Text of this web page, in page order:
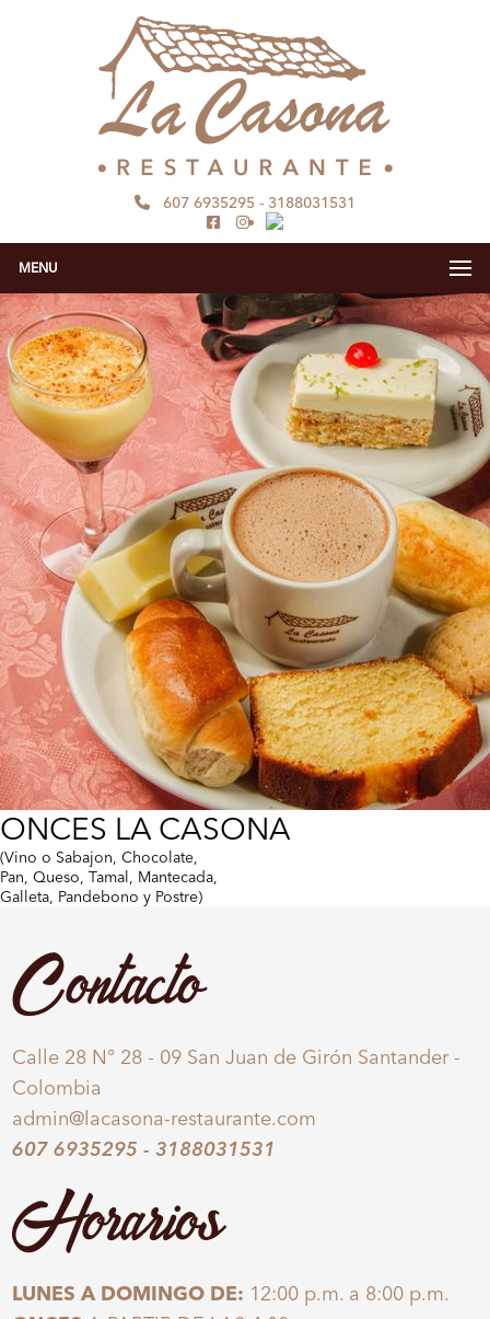
607 6935295 - 3188031531
MENU
ONCES LA CASONA
(Vino o Sabajon, Chocolate,
Pan, Queso, Tamal, Mantecada,
Galleta, Pandebono y Postre)
Contacto
Calle 28 N° 28 - 09 San Juan de Girón Santander -
Colombia
admin@lacasona-restaurante.com
607 6935295 -3188031531
Horarios
LUNES A DOMINGO DE: 12:00 p.m. a 8:00 p.m.